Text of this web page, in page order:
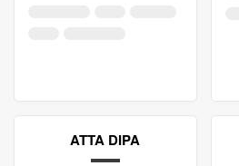
ATTA DIPA